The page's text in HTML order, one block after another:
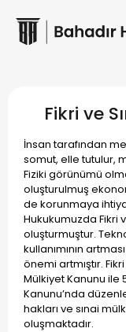
Fikri ve
İnsan tarafından
somut, elle tutulur,
Fiziki görünümü
oluşturulmuş
de korunmaya
Hukukumuzda Fikri
oluşturmuştur.
kullanımının
önemi artmıştır.
Mülkiyet Kanunu ile
Kanunu’nda
hakları ve sınai
oluşmaktadır.